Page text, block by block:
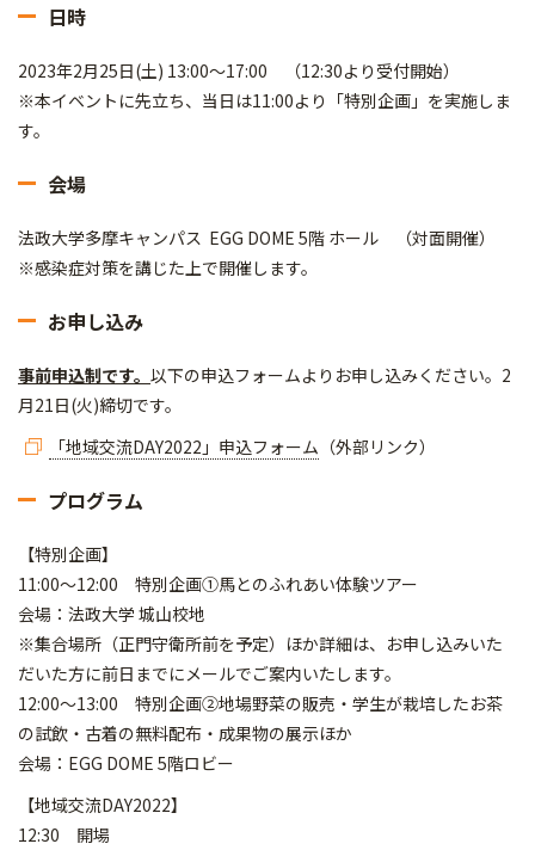
日時
2023年2月25日(土) 13:00〜17:00 （12:30より受付開始）
※本イベントに先立ち、当日は11:00より「特別企画」を実施しま
す。
会場
法政大学多摩キャンパス EGG DOME 5階 ホール （対面開催）
※感染症対策を講じた上で開催します。
お申し込み
事前申込制です。 以下の申込フォームよりお申し込みください。2
月21日(火)締切です。
「地域交流DAY2022」申込フォーム （外部リンク）
プログラム
【特別企画】
11:00～12:00 特別企画①馬とのふれあい体験ツアー
会場：法政大学 城山校地
※集合場所（正門守衛所前を予定）ほか詳細は、お申し込みいた
だいた方に前日までにメールでご案内いたします。
12:00～13:00 特別企画②地場野菜の販売・学生が栽培したお茶
の試飲・古着の無料配布・成果物の展示ほか
会場：EGG DOME 5階ロビー
【地域交流DAY2022】
12:30 開場